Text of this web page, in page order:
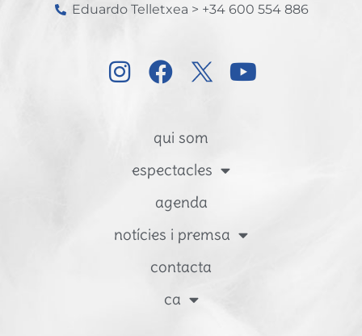
Eduardo Telletxea > +34 600 554 886
qui som
espectacles
agenda
notícies i premsa
contacta
ca